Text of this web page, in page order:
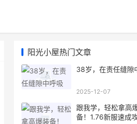
阳光小屋热门文章
38岁，在责任缝隙
2025-12-07
跟我学，轻松拿高
备！1.76新服速成攻